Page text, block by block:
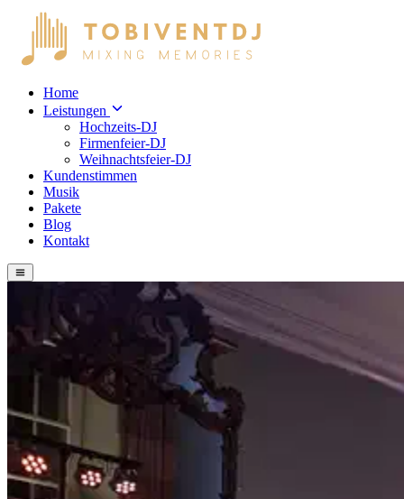
Home
Leistungen
Hochzeits-DJ
Firmenfeier-DJ
Weihnachtsfeier-DJ
Kundenstimmen
Musik
Pakete
Blog
Kontakt